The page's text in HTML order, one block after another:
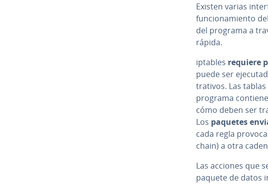
Existen varias
fu­n­cio­na­mie­n­to
del programa a
rápida.
iptables requiere
puede ser
tra­ti­vos. Las
programa
cómo deben ser
Los paquetes
cada regla
chain) a otra
Las acciones que
paquete de datos